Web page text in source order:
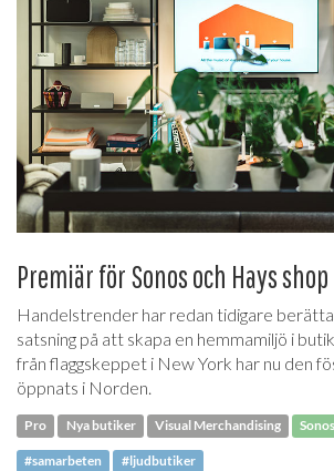
Premiär för Sonos och Hays
Handelstrender har redan tidigare
satsning på att skapa en hemmamiljö i
från flaggskeppet i New York har nu den
öppnats i Norden.
Pro Nya butiker Visual Merchandising Sonos
#samarbeten #ljudbutiker